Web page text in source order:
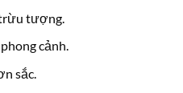
tượng.
cảnh.
sắc.